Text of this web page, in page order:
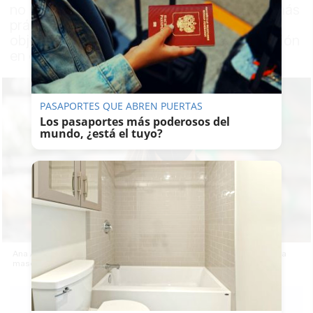
no reutilizable por una nueva corporativa, más
práctica, moderna y sostenible, con el
objetivo de mejorar los equipos de protección
en el puesto de trabajo
mascarilla corporativa de Mercadona.
PASAPORTES QUE ABREN PUERTAS
Los pasaportes más poderosos del
mundo, ¿está el tuyo?